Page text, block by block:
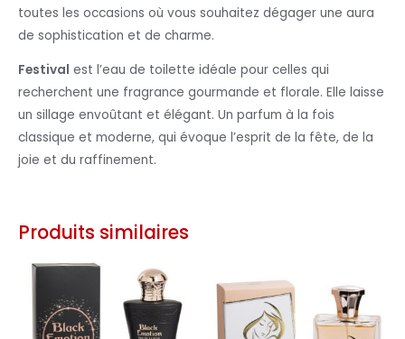
toutes les occasions où vous souhaitez dégager une aura
de sophistication et de charme.
Festival est l’eau de toilette idéale pour celles qui
recherchent une fragrance gourmande et florale. Elle laisse
un sillage envoûtant et élégant. Un parfum à la fois
classique et moderne, qui évoque l’esprit de la fête, de la
joie et du raffinement.
Produits similaires